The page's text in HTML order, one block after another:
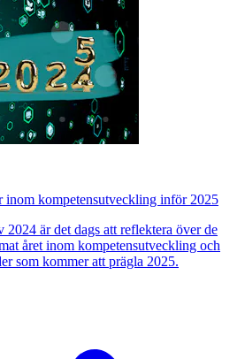
inom kompetensutveckling inför 2025
2024 är det dags att reflektera över de
året inom kompetensutveckling och
som kommer att prägla 2025.